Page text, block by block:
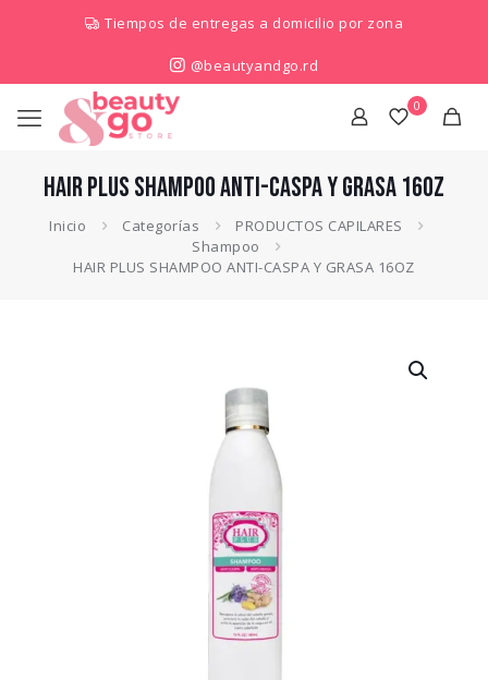
Tiempos de entregas a domicilio por zona
@beautyandgo.rd
0
HAIR PLUS SHAMPOO ANTI-CASPA Y GRASA 16OZ
Inicio Categorías
PRODUCTOS CAPILARES
Shampoo
HAIR PLUS SHAMPOO ANTI-CASPA Y GRASA 16OZ